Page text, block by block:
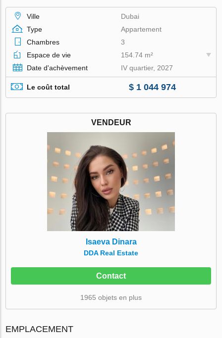
Ville
Dubai
Type
Appartement
Chambres
3
Espace de vie
154.74 m²
Date d'achèvement
IV quartier, 2027
Le coût total $ 1 044 974
VENDEUR
Isaeva Dinara
DDA Real Estate
Contact
1965 objets en plus
EMPLACEMENT